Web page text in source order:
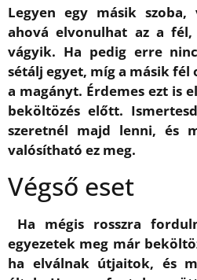
Legyen egy másik szoba,
ahová elvonulhat az a
vágyik. Ha pedig erre
sétálj egyet, míg a másik fél
a magányt. Érdemes ezt is
beköltözés előtt.
szeretnél majd lenni, és
valósítható ez meg.
Végső eset
Ha mégis rosszra
egyezetek meg már
ha elválnak útjaitok, és